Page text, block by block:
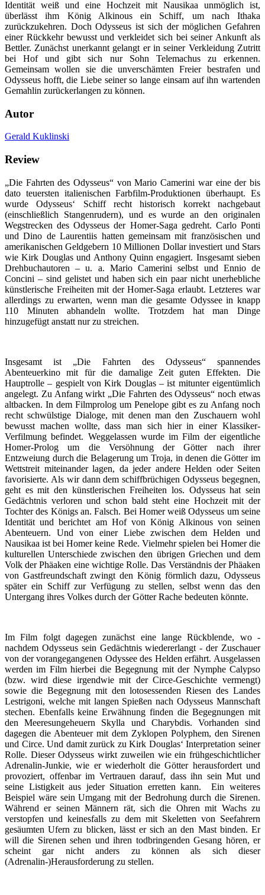
Identität weiß und eine Hochzeit mit Nausikaa unmöglich ist,
überlässt ihm König Alkinous ein Schiff, um nach Ithaka
zurückzukehren. Doch Odysseus ist sich der möglichen Gefahren
einer Rückkehr bewusst und verkleidet sich bei seiner Ankunft als
Bettler. Zunächst unerkannt gelangt er in seiner Verkleidung Zutritt
bei Hof und gibt sich nur Sohn Telemachus zu erkennen.
Gemeinsam wollen sie die unverschämten Freier bestrafen und
Odysseus hofft, die Liebe seiner so lange einsam auf ihn wartenden
Gemahlin zurückerlangen zu können.
Autor
Gerald Kuklinski
Review
„Die Fahrten des Odysseus“ von Mario Camerini war eine der bis
dato teuersten italienischen Farbfilm-Produktionen überhaupt. Es
wurde Odysseus‘ Schiff recht historisch korrekt nachgebaut
(einschließlich Stangenrudern), und es wurde an den originalen
Wegstrecken des Odysseus der Homer-Saga gedreht. Carlo Ponti
und Dino de Laurentiis hatten gemeinsam mit französischen und
amerikanischen Geldgebern 10 Millionen Dollar investiert und Stars
wie Kirk Douglas und Anthony Quinn engagiert. Insgesamt sieben
Drehbuchautoren – u. a. Mario Camerini selbst und Ennio de
Concini – sind gelistet und haben sich ein paar nicht unerhebliche
künstlerische Freiheiten mit der Homer-Saga erlaubt. Letzteres war
allerdings zu erwarten, wenn man die gesamte Odyssee in knapp
110 Minuten abhandeln wollte. Trotzdem hat man Dinge
hinzugefügt anstatt nur zu streichen.
Insgesamt ist „Die Fahrten des Odysseus“ spannendes
Abenteuerkino mit für die damalige Zeit guten Effekten. Die
Hauptrolle – gespielt von Kirk Douglas – ist mitunter eigentümlich
angelegt. Zu Anfang wirkt „Die Fahrten des Odysseus“ noch etwas
altbacken. In dem Filmprolog um Penelope gibt es zu Anfang noch
recht schwülstige Dialoge, mit denen man den Zuschauern wohl
bewusst machen wollte, dass man sich hier in einer Klassiker-
Verfilmung befindet. Weggelassen wurde im Film der eigentliche
Homer-Prolog um die Versöhnung der Götter nach ihrer
Entzweiung durch die Belagerung um Troja, in denen die Götter im
Wettstreit miteinander lagen, da jeder andere Helden oder Seiten
favorisierte. Als wir dann dem schiffbrüchigen Odysseus begegnen,
geht es mit den künstlerischen Freiheiten los. Odysseus hat sein
Gedächtnis verloren und schon bald steht eine Hochzeit mit der
Tochter des Königs an. Falsch. Bei Homer weiß Odysseus um seine
Identität und berichtet am Hof von König Alkinous von seinen
Abenteuern. Und von einer Liebe zwischen dem Helden und
Nausikaa ist bei Homer keine Rede. Vielmehr spielen bei Homer die
kulturellen Unterschiede zwischen den übrigen Griechen und dem
Volk der Phäaken eine wichtige Rolle. Das Verständnis der Phäaken
von Gastfreundschaft zwingt den König förmlich dazu, Odysseus
später ein Schiff zur Verfügung zu stellen, selbst wenn das den
Untergang ihres Volkes durch der Götter Rache bedeuten könnte.
Im Film folgt dagegen zunächst eine lange Rückblende, wo -
nachdem Odysseus sein Gedächtnis wiedererlangt - der Zuschauer
von der vorangegangenen Odyssee des Helden erfährt. Ausgelassen
werden im Film hierbei die Begegnung mit der Nymphe Calypso
(bzw. wird diese irgendwie mit der Circe-Geschichte vermengt)
sowie die Begegnung mit den lotosessenden Riesen des Landes
Lestrigoni, welche mit langen Spießen nach Odysseus Mannschaft
stechen. Ebenfalls keine Erwähnung finden die Begegnungen mit
den Meeresungeheuern Skylla und Charybdis. Vorhanden sind
dagegen die Abenteuer mit dem Zyklopen Polyphem, den Sirenen
und Circe. Und damit zurück zu Kirk Douglas‘ Interpretation seiner
Rolle. Dieser Odysseus wirkt zuweilen wie ein frühgeschichtlicher
Adrenalin-Junkie, wie er wiederholt die Götter herausfordert und
provoziert, offenbar im Vertrauen darauf, dass ihn sein Mut und
seine Listigkeit aus jeder Situation erretten kann. Ein weiteres
Beispiel wäre sein Umgang mit der Bedrohung durch die Sirenen.
Während er seinen Männern rät, sich die Ohren mit Wachs zu
verstopfen und keinesfalls zu dem mit Skeletten von Seefahrern
gesäumten Ufern zu blicken, lässt er sich an den Mast binden. Er
will die Sirenen sehen und ihren todbringenden Gesang hören, er
scheint gar nicht anders zu können als sich dieser
(Adrenalin-)Herausforderung zu stellen.